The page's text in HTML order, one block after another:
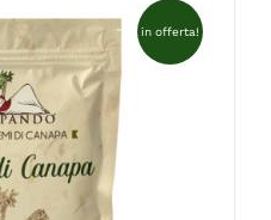
in offerta!